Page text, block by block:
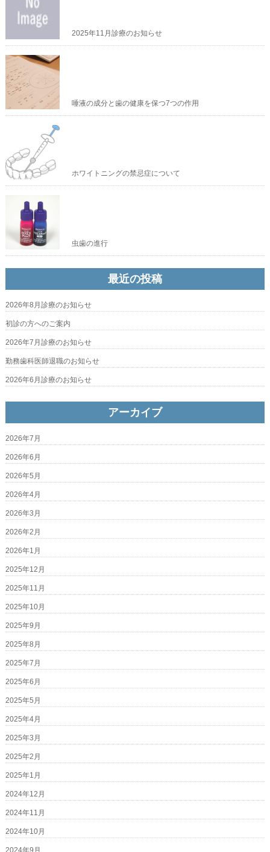
2025年11月診療のお知らせ
唾液の成分と歯の健康を保つ7つの作用
ホワイトニングの禁忌症について
虫歯の進行
最近の投稿
2026年8月診療のお知らせ
初診の方へのご案内
2026年7月診療のお知らせ
勤務歯科医師退職のお知らせ
2026年6月診療のお知らせ
アーカイブ
2026年7月
2026年6月
2026年5月
2026年4月
2026年3月
2026年2月
2026年1月
2025年12月
2025年11月
2025年10月
2025年9月
2025年8月
2025年7月
2025年6月
2025年5月
2025年4月
2025年3月
2025年2月
2025年1月
2024年12月
2024年11月
2024年10月
2024年9月